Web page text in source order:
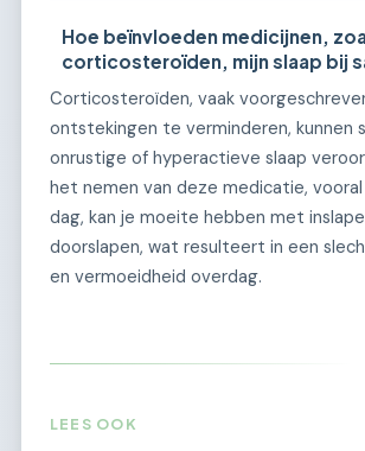
Hoe beïnvloeden medicijnen,
corticosteroïden, mijn slaap bij
Corticosteroïden, vaak
ontstekingen te verminderen, kunnen
onrustige of hyperactieve slaap
het nemen van deze medicatie,
dag, kan je moeite hebben met
doorslapen, wat resulteert in een
en vermoeidheid overdag.
LEES OOK